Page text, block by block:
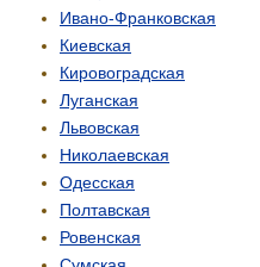
Ивано-Франковская
Киевская
Кировоградская
Луганская
Львовская
Николаевская
Одесская
Полтавская
Ровенская